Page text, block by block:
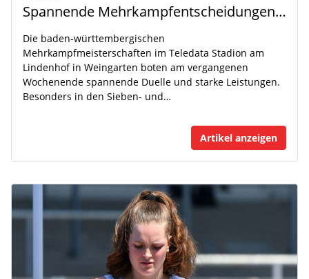
Spannende Mehrkampfentscheidungen in Weingarten
Die baden-württembergischen
Mehrkampfmeisterschaften im Teledata Stadion am
Lindenhof in Weingarten boten am vergangenen
Wochenende spannende Duelle und starke Leistungen.
Besonders in den Sieben- und…
Artikel anzeigen